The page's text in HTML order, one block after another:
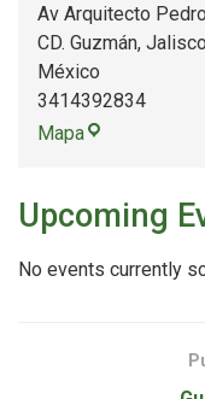
Av Arquitecto
CD. Guzmán, Jalisco
México
3414392834
Mapa
Upcoming
No events currently